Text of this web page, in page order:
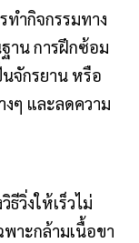
ทำกิจกรรมทาง
าน การฝึกซ้อม
จักรยาน หรือ
งๆ และลดความ
วิ่งให้เร็วไม่
พาะกล้ามเนื้อขา